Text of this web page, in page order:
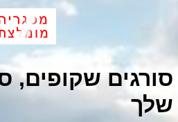
סורגים שקופים,
שלך